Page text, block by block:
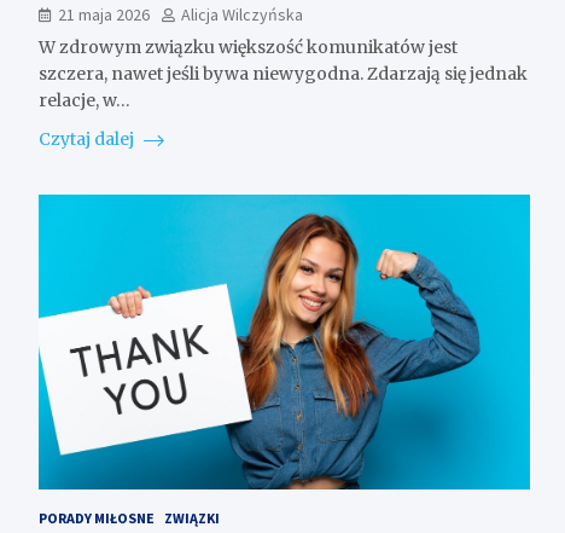
21 maja 2026
Alicja Wilczyńska
W zdrowym związku większość komunikatów jest
szczera, nawet jeśli bywa niewygodna. Zdarzają się jednak
relacje, w…
Czytaj dalej
PORADY MIŁOSNE ZWIĄZKI